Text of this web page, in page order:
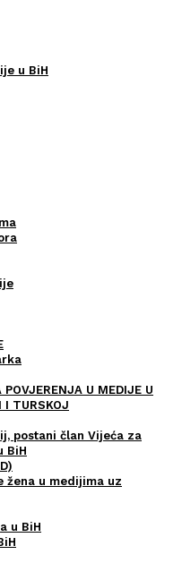
u BiH
U MEDIJE U
I TURSKOJ
postani član Vijeća za
BiH
žena u medijima uz
u BiH